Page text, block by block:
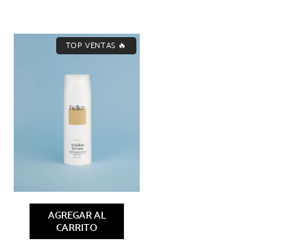
TOP VENTAS 🔥
AGREGAR AL
CARRITO